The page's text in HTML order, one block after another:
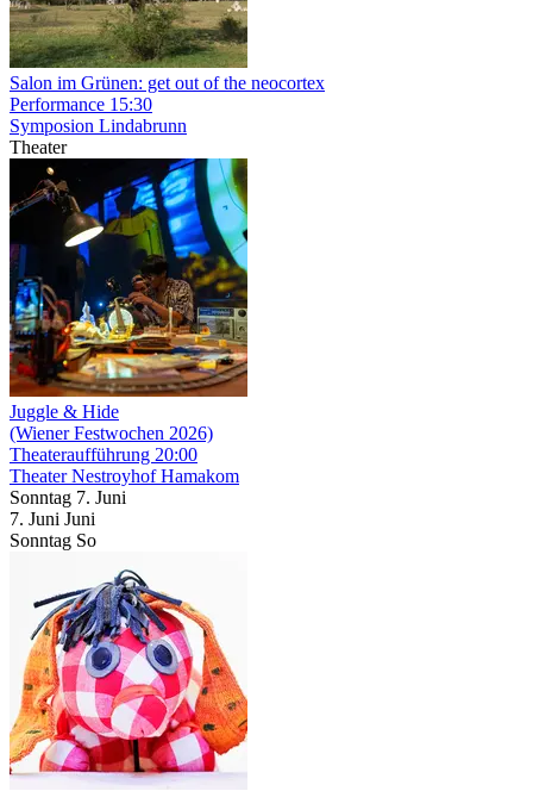
Salon im Grünen: get out of the neocortex
Performance 15:30
Symposion Lindabrunn
Theater
Juggle & Hide
(Wiener Festwochen 2026)
Theateraufführung 20:00
Theater Nestroyhof Hamakom
Sonntag 7. Juni
7. Juni Juni
Sonntag So